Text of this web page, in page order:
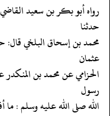
حدثنا
‏‏‏‏محمد بن إسحاق البلخي قال:
عثمان
‏‏‏‏الحزامي عن محمد بن
رسول
‏‏‏‏الله صلى الله عليه وسلم : ما